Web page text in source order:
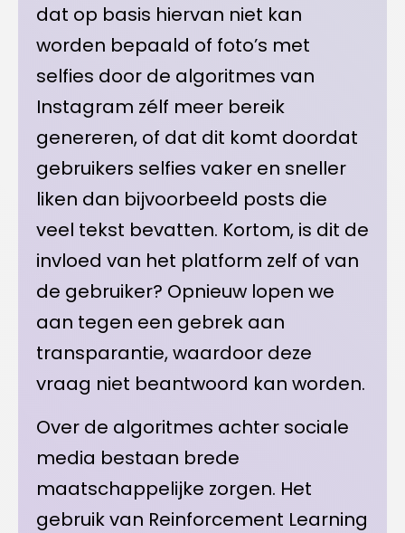
dat op basis hiervan niet kan
worden bepaald of foto’s met
selfies door de algoritmes van
Instagram zélf meer bereik
genereren, of dat dit komt doordat
gebruikers selfies vaker en sneller
liken dan bijvoorbeeld posts die
veel tekst bevatten. Kortom, is dit de
invloed van het platform zelf of van
de gebruiker? Opnieuw lopen we
aan tegen een gebrek aan
transparantie, waardoor deze
vraag niet beantwoord kan worden.
Over de algoritmes achter sociale
media bestaan brede
maatschappelijke zorgen. Het
gebruik van Reinforcement Learning